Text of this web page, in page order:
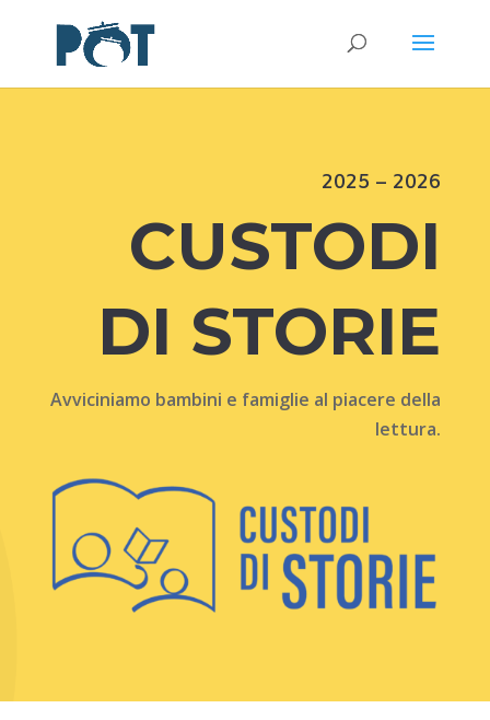
2025 – 2026
CUSTODI
DI STORIE
Avviciniamo bambini e famiglie al piacere della
lettura.